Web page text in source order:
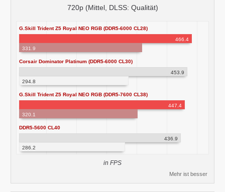
720p (Mittel, DLSS: Qualität)
G.Skill Trident Z5 Royal NEO RGB (DDR5-6000 CL28)
466.4
331.9
Corsair Dominator Platinum (DDR5-6000 CL30)
453.9
294.8
G.Skill Trident Z5 Royal NEO RGB (DDR5-7600 CL38)
447.4
320.1
DDR5-5600 CL40
436.9
286.2
in FPS
Mehr ist besser